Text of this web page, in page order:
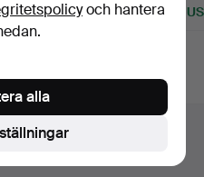
024 USD 459
och hantera
alla